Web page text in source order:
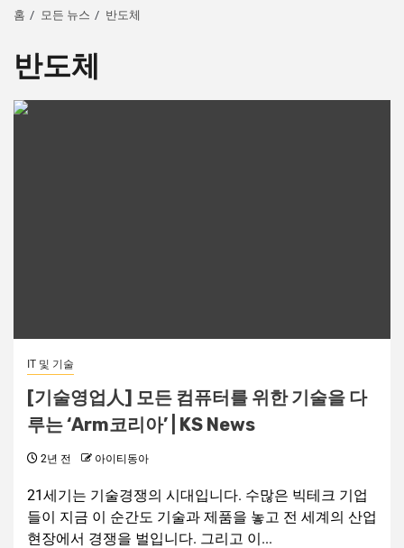
홈 모든 뉴스 반도체
반도체
IT 및 기술
[기술영업人] 모든 컴퓨터를 위한 기술을 다
루는 ‘Arm코리아’ | KS News
2년 전 아이티동아
21세기는 기술경쟁의 시대입니다. 수많은 빅테크 기업
들이 지금 이 순간도 기술과 제품을 놓고 전 세계의 산업
현장에서 경쟁을 벌입니다. 그리고 이...